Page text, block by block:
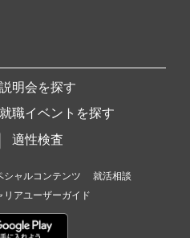
説明会を探す
就職イベントを探す
適性検査
シャルコンテンツ
就活相談
リアユーザーガイド